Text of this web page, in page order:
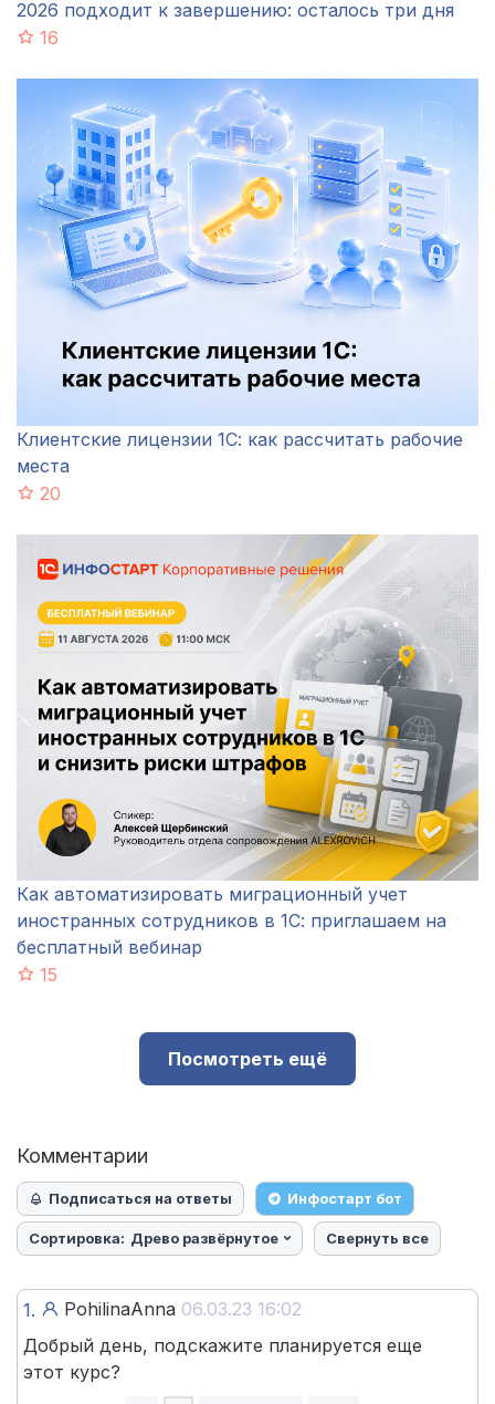
2026 подходит к завершению: осталось три дня
16
Клиентские лицензии 1С: как рассчитать рабочие
места
20
Как автоматизировать миграционный учет
иностранных сотрудников в 1С: приглашаем на
бесплатный вебинар
15
Посмотреть ещё
Комментарии
Подписаться на ответы Инфостарт бот
Сортировка: Древо развёрнутое Свернуть все
1. PohilinaAnna 06.03.23 16:02
Добрый день, подскажите планируется еще
этот курс?